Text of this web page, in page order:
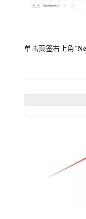
单击页签右上角“